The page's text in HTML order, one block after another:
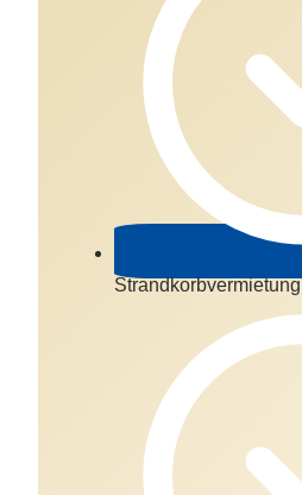
Strandkorbvermietung